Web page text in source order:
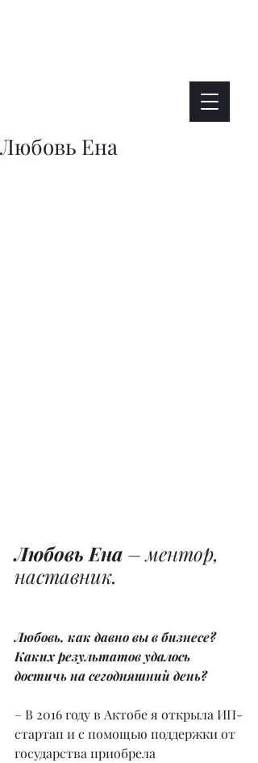
Любовь Ена
Любовь Ена – ментор,
наставник.
Любовь, как давно вы в бизнесе?
Каких результатов удалось
достичь на сегодняшний день?
– В 2016 году в Актобе я открыла ИП-
стартап и с помощью поддержки от
государства приобрела